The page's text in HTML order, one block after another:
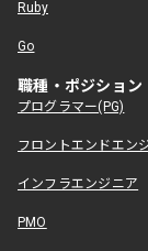
Ruby
Go
職種・ポジション
プログラマー(PG)
フロントエンドエン
インフラエンジニア
PMO